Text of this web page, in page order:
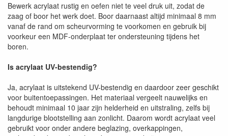
Bewerk acrylaat rustig en oefen niet te veel druk uit, zodat de
zaag of boor het werk doet. Boor daarnaast altijd minimaal 8 mm
vanaf de rand om scheurvorming te voorkomen en gebruik bij
voorkeur een MDF-onderplaat ter ondersteuning tijdens het
boren.
Is acrylaat UV-bestendig?
Ja, acrylaat is uitstekend UV-bestendig en daardoor zeer geschikt
voor buitentoepassingen. Het materiaal vergeelt nauwelijks en
behoudt minimaal 10 jaar zijn helderheid en uitstraling, zelfs bij
langdurige blootstelling aan zonlicht. Daarom wordt acrylaat veel
gebruikt voor onder andere beglazing, overkappingen,